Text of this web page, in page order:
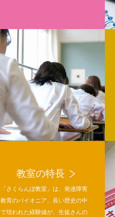
教室の特長
「さくらんぼ教室」は、発達障害
教育のパイオニア。長い歴史の中
で培われた経験値が、生徒さんの